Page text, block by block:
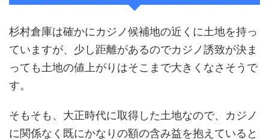
杉村倉庫は確かにカジノ候補地の近くに土地を持っ
ていますが、少し距離があるのでカジノ誘致が決ま
っても土地の値上がりはそこまで大きくなさそうで
す。
そもそも、大正時代に取得した土地なので、カジノ
に関係なく既にかなりの額の含み益を抱えていると